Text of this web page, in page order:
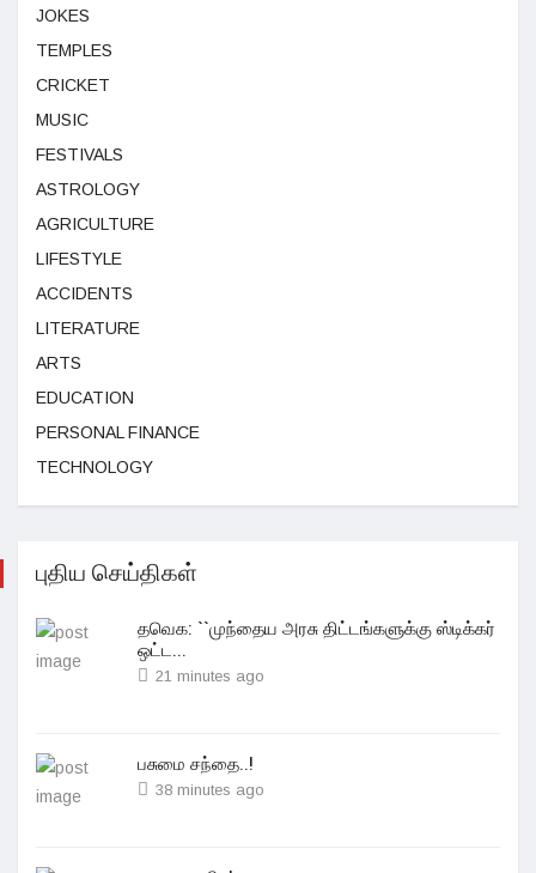
JOKES
TEMPLES
CRICKET
MUSIC
FESTIVALS
ASTROLOGY
AGRICULTURE
LIFESTYLE
ACCIDENTS
LITERATURE
ARTS
EDUCATION
PERSONAL FINANCE
TECHNOLOGY
புதிய செய்திகள்
தவெக: ``முந்தைய அரசு திட்டங்களுக்கு ஸ்டிக்கர்
ஒட்ட...
21 minutes ago
பசுமை சந்தை..!
38 minutes ago